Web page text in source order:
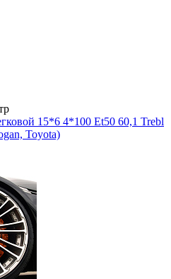
15*6 4*100 Et50 60,1 Trebl
Toyota)